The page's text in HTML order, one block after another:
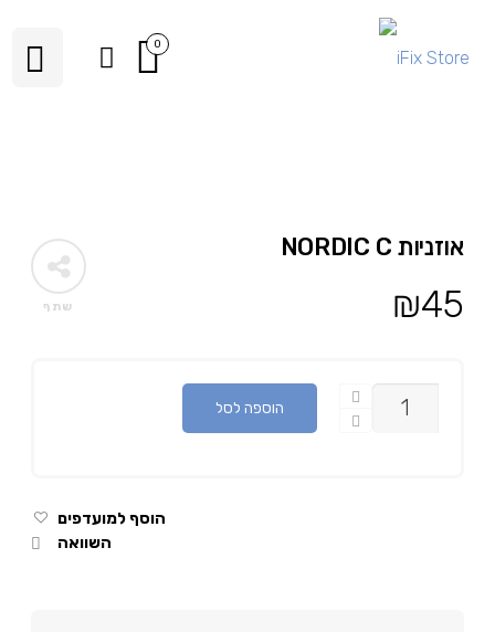
0
שתף
אוזניות NORDIC C
₪45
כמות
הוספה לסל
הוסף למועדפים
השוואה